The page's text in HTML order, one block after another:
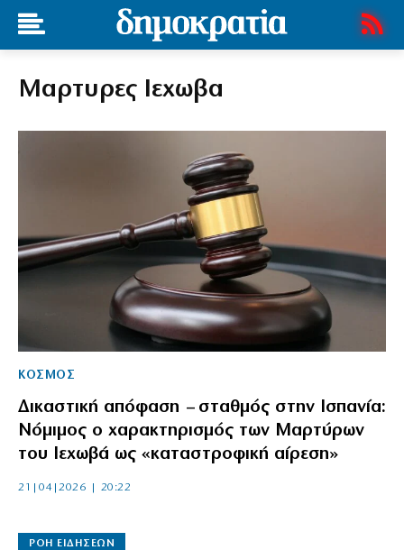
Μαρτυρες Ιεχωβα
ΚΟΣΜΟΣ
Δικαστική απόφαση – σταθμός στην Ισπανία:
Νόμιμος ο χαρακτηρισμός των Μαρτύρων
του Ιεχωβά ως «καταστροφική αίρεση»
21|04|2026 | 20:22
ΡΟΗ ΕΙΔΗΣΕΩΝ